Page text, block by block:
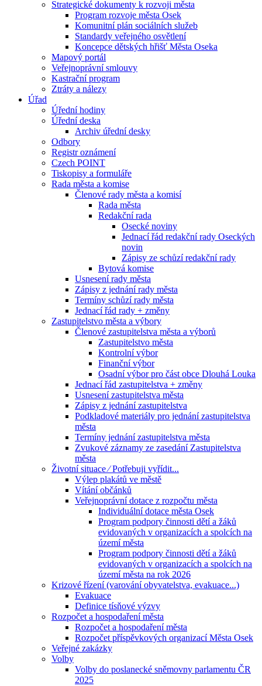
Strategické dokumenty k rozvoji města
Program rozvoje města Osek
Komunitní plán sociálních služeb
Standardy veřejného osvětlení
Koncepce dětských hřišť Města Oseka
Mapový portál
Veřejnoprávní smlouvy
Kastrační program
Ztráty a nálezy
Úřad
Úřední hodiny
Úřední deska
Archiv úřední desky
Odbory
Registr oznámení
Czech POINT
Tiskopisy a formuláře
Rada města a komise
Členové rady města a komisí
Rada města
Redakční rada
Osecké noviny
Jednací řád redakční rady Oseckých
novin
Zápisy ze schůzí redakční rady
Bytová komise
Usnesení rady města
Zápisy z jednání rady města
Termíny schůzí rady města
Jednací řád rady + změny
Zastupitelstvo města a výbory
Členové zastupitelstva města a výborů
Zastupitelstvo města
Kontrolní výbor
Finanční výbor
Osadní výbor pro část obce Dlouhá Louka
Jednací řád zastupitelstva + změny
Usnesení zastupitelstva města
Zápisy z jednání zastupitelstva
Podkladové materiály pro jednání zastupitelstva
města
Termíny jednání zastupitelstva města
Zvukové záznamy ze zasedání Zastupitelstva
města
Životní situace ⁄ Potřebuji vyřídit...
Výlep plakátů ve městě
Vítání občánků
Veřejnoprávní dotace z rozpočtu města
Individuální dotace města Osek
Program podpory činnosti dětí a žáků
evidovaných v organizacích a spolcích na
území města
Program podpory činnosti dětí a žáků
evidovaných v organizacích a spolcích na
území města na rok 2026
Krizové řízení (varování obyvatelstva, evakuace...)
Evakuace
Definice tísňové výzvy
Rozpočet a hospodaření města
Rozpočet a hospodaření města
Rozpočet příspěvkových organizací Města Osek
Veřejné zakázky
Volby
Volby do poslanecké sněmovny parlamentu ČR
2025